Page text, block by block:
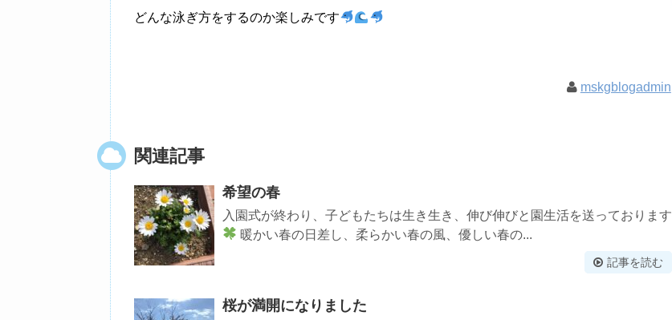
どんな泳ぎ方をするのか楽しみです
mskgblogadmin
関連記事
希望の春
入園式が終わり、子どもたちは生き生き、伸び伸びと園生活を送っております
暖かい春の日差し、柔らかい春の風、優しい春の...
記事を読む
桜が満開になりました